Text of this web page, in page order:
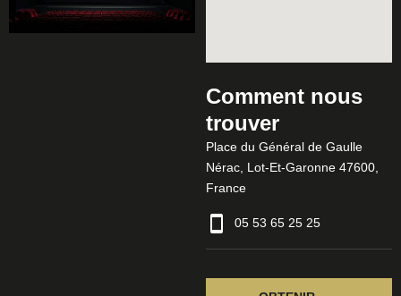
Comment nous
trouver
Place du Général de Gaulle
Nérac, Lot-Et-Garonne 47600,
France
05 53 65 25 25